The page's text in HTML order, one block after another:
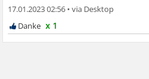
17.01.2023 02:56 •
x 1